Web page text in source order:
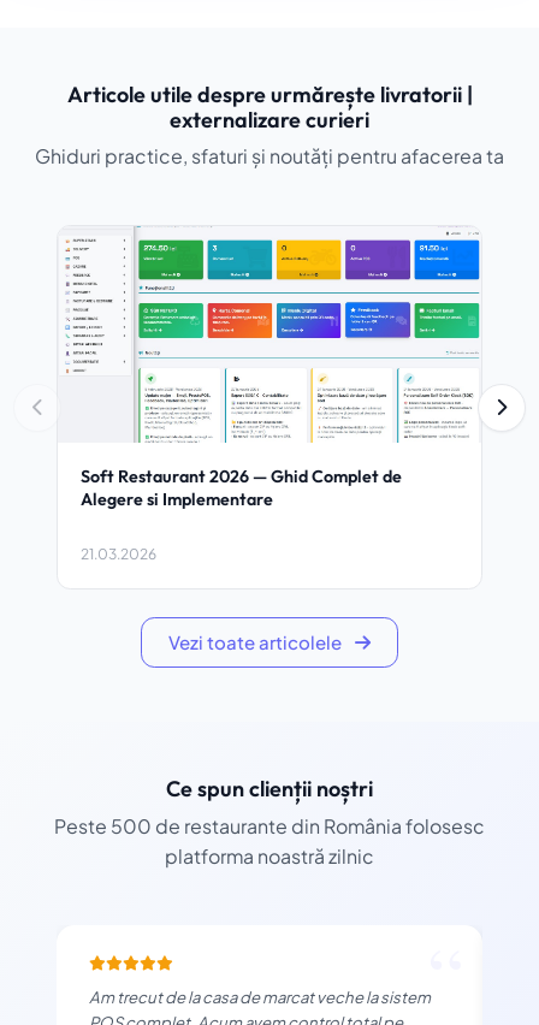
Articole utile despre urmărește livratorii |
externalizare curieri
Ghiduri practice, sfaturi și noutăți pentru afacerea ta
Soft Restaurant 2026 — Ghid Complet de
Alegere si Implementare
21.03.2026
Vezi toate articolele
Ce spun clienții noștri
Peste 500 de restaurante din România folosesc
platforma noastră zilnic
“
Am trecut de la casa de marcat veche la sistem